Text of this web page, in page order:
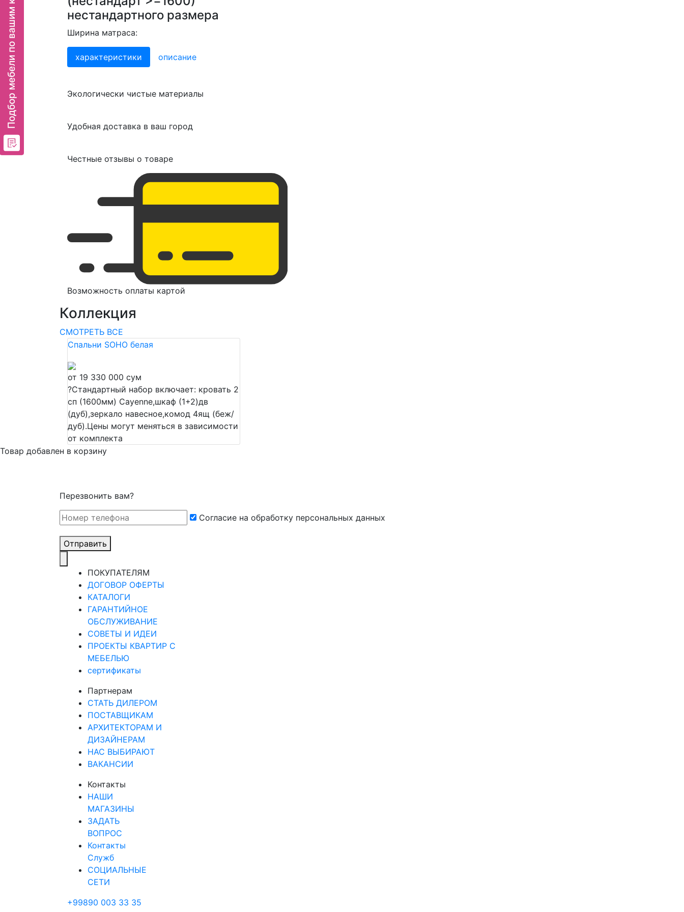
нестандартного размера
Ширина матраса:
характеристики описание
Экологически чистые материалы
Удобная доставка в ваш город
Честные отзывы о товаре
Возможность оплаты картой
Коллекция
СМОТРЕТЬ ВСЕ
Спальни SOHO белая
от 19 330 000 сум
?Стандартный набор включает: кровать 2
сп (1600мм) Cayenne,шкаф (1+2)дв
(дуб),зеркало навесное,комод 4ящ (беж/
дуб).Цены могут меняться в зависимости
от комплекта
Товар добавлен в корзину
Перезвонить вам?
Cогласие на обработку персональных данных
Отправить
ПОКУПАТЕЛЯМ
ДОГОВОР ОФЕРТЫ
КАТАЛОГИ
ГАРАНТИЙНОЕ
ОБСЛУЖИВАНИЕ
СОВЕТЫ И ИДЕИ
ПРОЕКТЫ КВАРТИР С
МЕБЕЛЬЮ
сертификаты
Партнерам
СТАТЬ ДИЛЕРОМ
ПОСТАВЩИКАМ
АРХИТЕКТОРАМ И
ДИЗАЙНЕРАМ
НАС ВЫБИРАЮТ
ВАКАНСИИ
Контакты
НАШИ
МАГАЗИНЫ
ЗАДАТЬ
ВОПРОС
Контакты
Служб
СОЦИАЛЬНЫЕ
СЕТИ
+99890 003 33 35
Подбор мебели по вашим критериям